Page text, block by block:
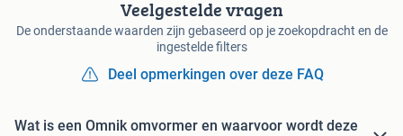
Veelgestelde vragen
De onderstaande waarden zijn gebaseerd op je zoekopdracht en de
ingestelde filters
Deel opmerkingen over deze FAQ
Wat is een Omnik omvormer en waarvoor wordt deze